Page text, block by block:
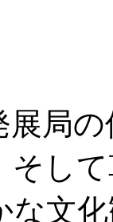
展局
そし
な文